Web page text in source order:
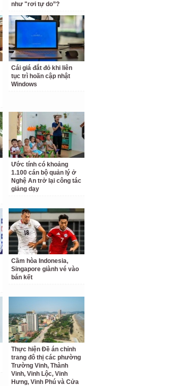
như "rơi tự do”?
Cái giá đắt đỏ khi liên
tục trì hoãn cập nhật
Windows
Ước tính có khoảng
1.100 cán bộ quản lý ở
Nghệ An trở lại công tác
giảng dạy
Cầm hòa Indonesia,
Singapore giành vé vào
bán kết
Thực hiện Đề án chỉnh
trang đô thị các phường
Trường Vinh, Thành
Vinh, Vinh Lộc, Vinh
Hưng, Vinh Phú và Cửa